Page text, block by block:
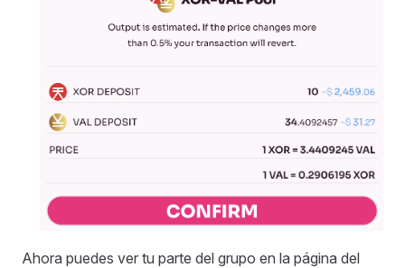
Ahora puedes ver tu parte del grupo en la página del